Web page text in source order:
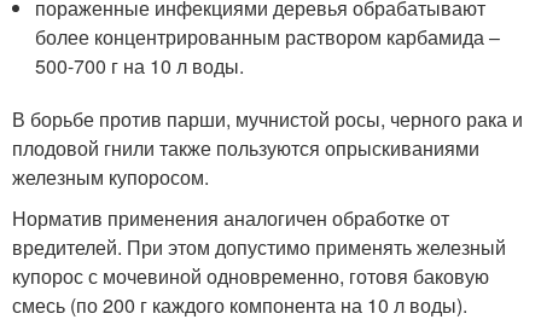
пораженные инфекциями деревья обрабатывают
более концентрированным раствором карбамида –
500-700 г на 10 л воды.
В борьбе против парши, мучнистой росы, черного рака и
плодовой гнили также пользуются опрыскиваниями
железным купоросом.
Норматив применения аналогичен обработке от
вредителей. При этом допустимо применять железный
купорос с мочевиной одновременно, готовя баковую
смесь (по 200 г каждого компонента на 10 л воды).